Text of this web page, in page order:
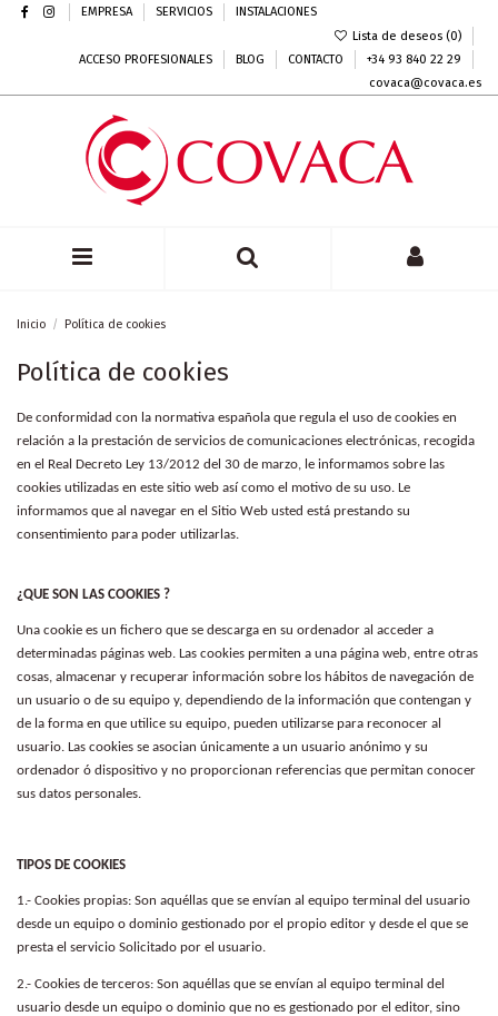
EMPRESA SERVICIOS
INSTALACIONES
Lista de deseos (0)
ACCESO PROFESIONALES
BLOG CONTACTO
+34 93 840 22 29
covaca@covaca.es
Inicio Política de cookies
Política de cookies
De conformidad con la normativa española que regula el uso de cookies en
relación a la prestación de servicios de comunicaciones electrónicas, recogida
en el Real Decreto Ley 13/2012 del 30 de marzo, le informamos sobre las
cookies utilizadas en este sitio web así como el motivo de su uso. Le
informamos que al navegar en el Sitio Web usted está prestando su
consentimiento para poder utilizarlas.
¿QUE SON LAS COOKIES ?
Una cookie es un fichero que se descarga en su ordenador al acceder a
determinadas páginas web. Las cookies permiten a una página web, entre otras
cosas, almacenar y recuperar información sobre los hábitos de navegación de
un usuario o de su equipo y, dependiendo de la información que contengan y
de la forma en que utilice su equipo, pueden utilizarse para reconocer al
usuario. Las cookies se asocian únicamente a un usuario anónimo y su
ordenador ó dispositivo y no proporcionan referencias que permitan conocer
sus datos personales.
TIPOS DE COOKIES
1.- Cookies propias: Son aquéllas que se envían al equipo terminal del usuario
desde un equipo o dominio gestionado por el propio editor y desde el que se
presta el servicio Solicitado por el usuario.
2.- Cookies de terceros: Son aquéllas que se envían al equipo terminal del
usuario desde un equipo o dominio que no es gestionado por el editor, sino